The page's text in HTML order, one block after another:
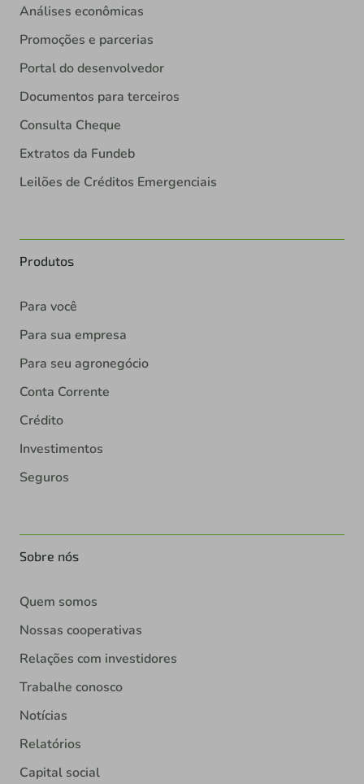
Análises econômicas
Promoções e parcerias
Portal do desenvolvedor
Documentos para terceiros
Consulta Cheque
Extratos da Fundeb
Leilões de Créditos Emergenciais
Produtos
Para você
Para sua empresa
Para seu agronegócio
Conta Corrente
Crédito
Investimentos
Seguros
Sobre nós
Quem somos
Nossas cooperativas
Relações com investidores
Trabalhe conosco
Notícias
Relatórios
Capital social